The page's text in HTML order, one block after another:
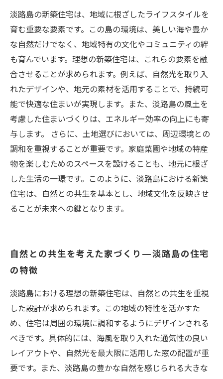
淡路島の新築住宅は、地域に根ざしたライフスタイルを
育む重要な要素です。この島の環境は、美しい海や豊か
な自然だけでなく、地域特有の文化やコミュニティの絆
も育んでいます。理想の新築住宅は、これらの要素を融
合させることが求められます。例えば、自然光を取り入
れたデザインや、地元の素材を活用することで、持続可
能で快適な住まいが実現します。また、淡路島の風土を
考慮した住まいづくりは、エネルギー効率の向上にも寄
与します。 さらに、土地選びにおいては、周辺環境との
調和を重視することが重要です。家庭菜園や地域の特産
物を楽しむためのスペースを設けることも、地元に根ざ
した生活の一環です。このように、淡路島における新築
住宅は、自然との共生を基本とし、地域文化を反映させ
ることが未来への鍵となります。
自然との共生を考えた家づくり—淡路島の住宅
の特徴
淡路島における理想の新築住宅は、自然との共生を重視
した設計が求められます。この地域の特性を活かすた
め、住宅は周囲の環境に調和するようにデザインされる
べきです。具体的には、海風を取り入れた通気性の良い
レイアウトや、自然光を最大限に活用した窓の配置が重
要です。また、淡路島の豊かな自然を感じられる大きな